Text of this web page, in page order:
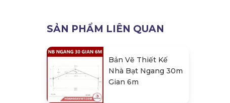
SẢN PHẨM LIÊN QUAN
Bản Vẽ Thiết Kế
Nhà Bạt Ngang 30m
Gian 6m